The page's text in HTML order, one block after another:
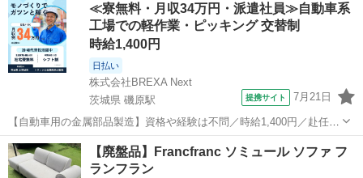
≪寮無料・月収34万円・派遣社員≫自動車系
工場での軽作業・ピッキング 交替制
時給1,400円
日払い
株式会社BREXA Next
茨城県 磯原駅
提携サイト 7月21日
【自動車用の金属部品製造】資格や経験は不問／時給1,400円／赴任旅
費会社負担／正社員登用のチャンスあり／食堂利用可能／マイカー通
勤OK《茨城県茨城市》 人気の工場のお仕事 ◇トラックの金属部品の
製造◇ ★トラックの金属...
茨城 北茨城市 磯原駅 その他
【廃盤品】Francfranc ソミュール ソファ フ
ランフラン